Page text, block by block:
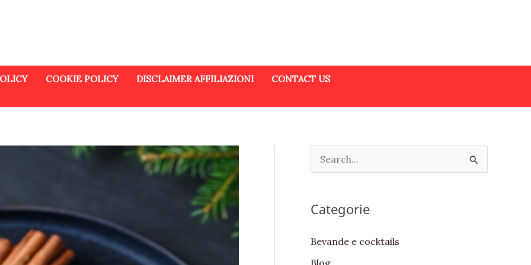
COOKIE POLICY DISCLAIMER AFFILIAZIONI
CONTACT US
e
r
Categorie
Bevande e cocktails
Blog